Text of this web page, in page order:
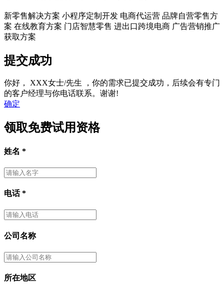
新零售解决方案 小程序定制开发 电商代运营 品牌自营零售方
案 在线教育方案 门店智慧零售 进出口跨境电商 广告营销推广
获取方案
提交成功
你好， XXX女士/先生
，你的需求已提交成功，后续会有专门
的客户经理与你电话联系。谢谢!
确定
领取免费试用资格
姓名 *
电话*
公司名称
所在地区